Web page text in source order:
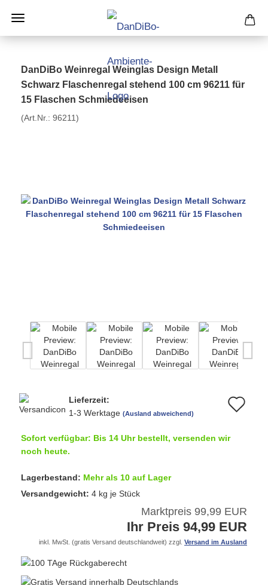
DanDiBo Weinregal Weinglas Design Metall
Schwarz Flaschenregal stehend 100 cm 96211 für
15 Flaschen Schmiedeeisen
(Art.Nr.: 96211)
Lieferzeit:
1-3 Werktage (Ausland abweichend)
Sofort verfügbar: Bis 14 Uhr bestellt, versenden wir
noch heute.
Lagerbestand: Mehr als 10 auf Lager
Versandgewicht: 4 kg je Stück
Marktpreis 99,99 EUR
Ihr Preis 94,99 EUR
inkl. MwSt. (gratis Versand deutschlandweit) zzgl. Versand im Ausland